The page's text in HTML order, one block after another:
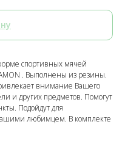
спортивных мячей
. Выполнены из резины.
внимание Вашего
и других предметов. Помогут
Подойдут для
любимцем. В комплекте